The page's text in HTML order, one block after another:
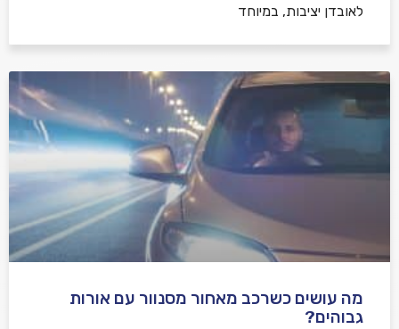
לאובדן יציבות, במיוחד
מה עושים כשרכב מאחור מסנוור עם אורות
גבוהים?